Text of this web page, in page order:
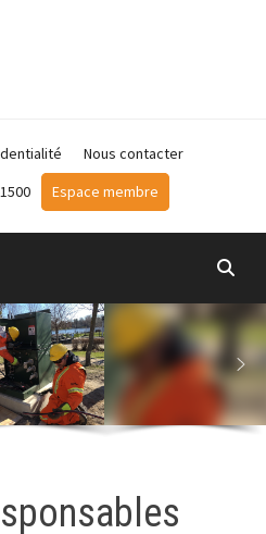
Nous contacter
Espace membre